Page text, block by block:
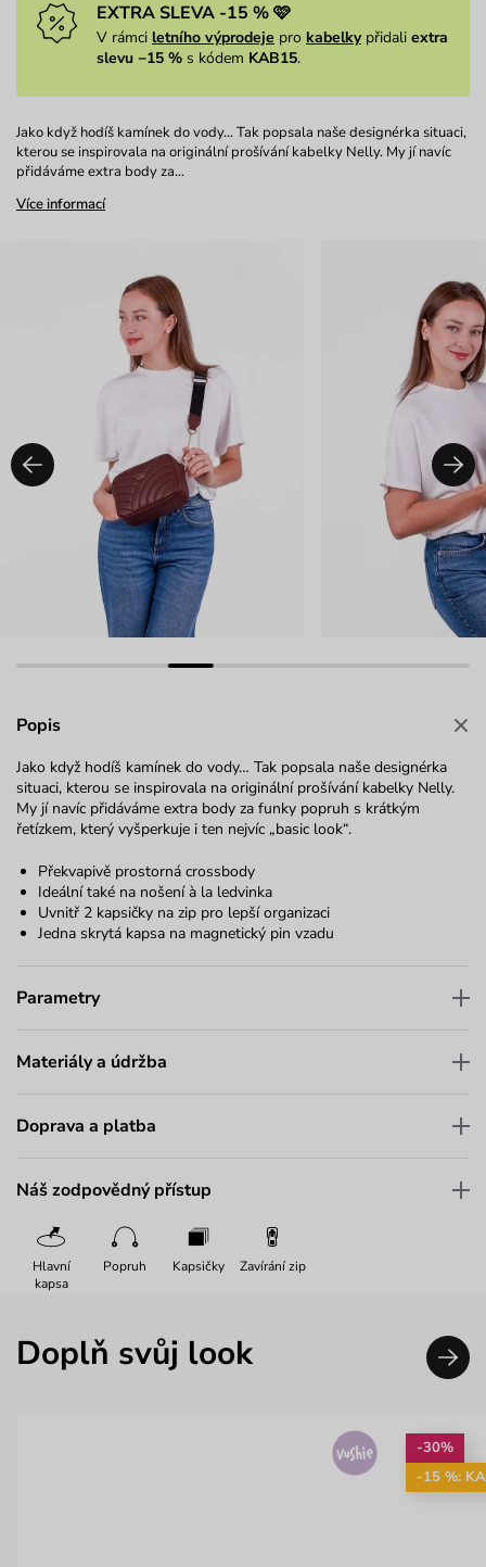
EXTRA SLEVA -15 % 🩷
V rámci letního výprodeje pro kabelkypřidali extra
slevu −15 % s kódem KAB15.
Jako když hodíš kamínek do vody… Tak popsala naše designérka situaci,
kterou se inspirovala na originální prošívání kabelky Nelly. My jí navíc
přidáváme extra body za…
Více informací
Popis
Jako když hodíš kamínek do vody… Tak popsala naše designérka
situaci, kterou se inspirovala na originální prošívání kabelky Nelly.
My jí navíc přidáváme extra body za funky popruh s krátkým
řetízkem, který vyšperkuje i ten nejvíc „basic look“.
Překvapivě prostorná crossbody
Ideální také na nošení à la ledvinka
Uvnitř 2 kapsičky na zip pro lepší organizaci
Jedna skrytá kapsa na magnetický pin vzadu
Parametry
Materiály a údržba
Doprava a platba
Náš zodpovědný přístup
Hlavní
kapsa
Popruh Kapsičky Zavírání zip
Doplň svůj look
-30%
-15 %: